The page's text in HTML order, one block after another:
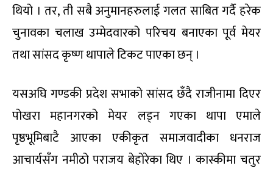
थियो । तर, ती सबै अनुमानहरुलाई गलत साबित गर्दै हरेक
चुनावका चलाख उम्मेदवारको परिचय बनाएका पूर्व मेयर
तथा सांसद कृष्ण थापाले टिकट पाएका छन् ।
यसअघि गण्डकी प्रदेश सभाको सांसद छँदै राजीनामा दिएर
पोखरा महानगरको मेयर लड्न गएका थापा एमाले
पृष्ठभूमिबाटै आएका एकीकृत समाजवादीका धनराज
आचार्यसँग नमीठो पराजय बेहोरेका थिए । कास्कीमा चतुर